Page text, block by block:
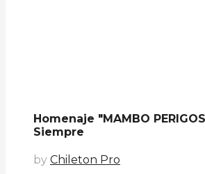
Homenaje "MAMBO
Siempre
by Chileton Pro